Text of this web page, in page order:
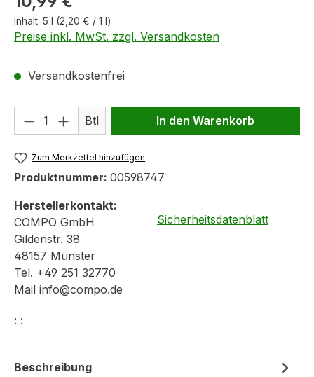
Inhalt: 5 l (2,20 € / 1 l)
Preise inkl. MwSt. zzgl. Versandkosten
Versandkostenfrei
Produkt Anzahl: Gib den
Btl In den Warenkorb
Zum Merkzettel hinzufügen
Produktnummer: 00598747
Herstellerkontakt:
COMPO GmbH
Gildenstr. 38
48157 Münster
Tel. +49 251 32770
Mail info@compo.de
Sicherheitsdatenblatt
: :
Beschreibung